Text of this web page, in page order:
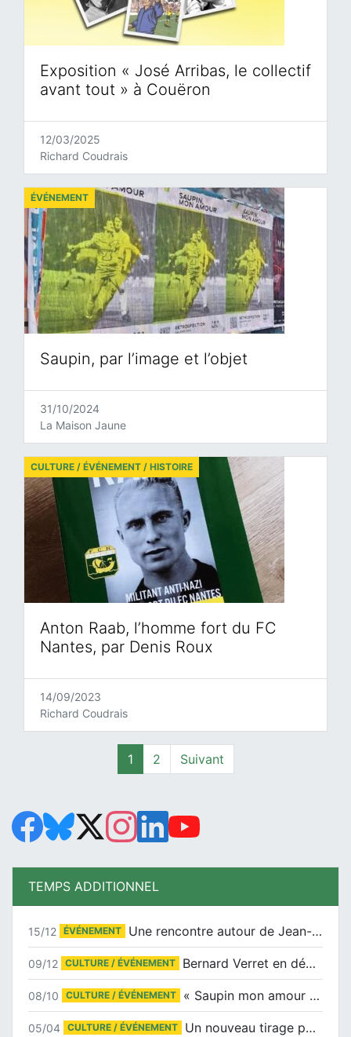
Exposition « José Arribas, le collectif
avant tout » à Couëron
12/03/2025
Richard Coudrais
Saupin, par l’image et l’objet
ÉVÉNEMENT
31/10/2024
La Maison Jaune
Anton Raab, l’homme fort du FC
Nantes, par Denis Roux
CULTURE / ÉVÉNEMENT / HISTOIRE
14/09/2023
Richard Coudrais
Page
1 Page
2 Suivant
TEMPS ADDITIONNEL
15/12 ÉVÉNEMENT Une rencontre autour de Jean-Claude Suaudeau
09/12 CULTURE / ÉVÉNEMENT Bernard Verret en dédicaces le samedi 13 décembre à l’Espace Culturel Atlantis
08/10 CULTURE / ÉVÉNEMENT « Saupin mon amour » au salon du livre de Trentemoult
05/04 CULTURE / ÉVÉNEMENT Un nouveau tirage pour le Docu-BD